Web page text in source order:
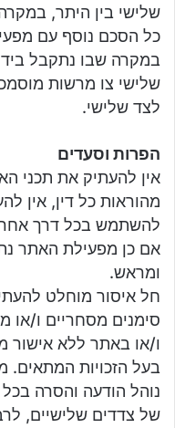
שלישי בין היתר,
כל הסכם נוסף עם
במקרה שבו נתקבל
שלישי צו מרשות
לצד שלישי.
הפרות וסעדים
אין להעתיק את תכני
מהוראות כל דין, אין
להשתמש בכל דרך
אם כן מפעילת האתר
ומראש.
חל איסור מוחלט
סימנים מסחריים ו/או
ו/או באתר ללא
בעל הזכויות
נוהל הודעה והסרה
של צדדים שלישיים,